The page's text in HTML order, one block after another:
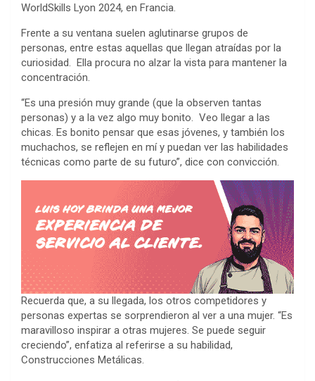
WorldSkills Lyon 2024, en Francia.
Frente a su ventana suelen aglutinarse grupos de
personas, entre estas aquellas que llegan atraídas por la
curiosidad. Ella procura no alzar la vista para mantener la
concentración.
“Es una presión muy grande (que la observen tantas
personas) y a la vez algo muy bonito. Veo llegar a las
chicas. Es bonito pensar que esas jóvenes, y también los
muchachos, se reflejen en mí y puedan ver las habilidades
técnicas como parte de su futuro”, dice con convicción.
Recuerda que, a su llegada, los otros competidores y
personas expertas se sorprendieron al ver a una mujer. “Es
maravilloso inspirar a otras mujeres. Se puede seguir
creciendo”, enfatiza al referirse a su habilidad,
Construcciones Metálicas.